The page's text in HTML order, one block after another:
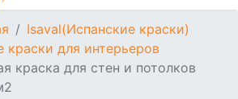
Isaval(Испанские краски)
краски для интерьеров
краска для стен и потолков